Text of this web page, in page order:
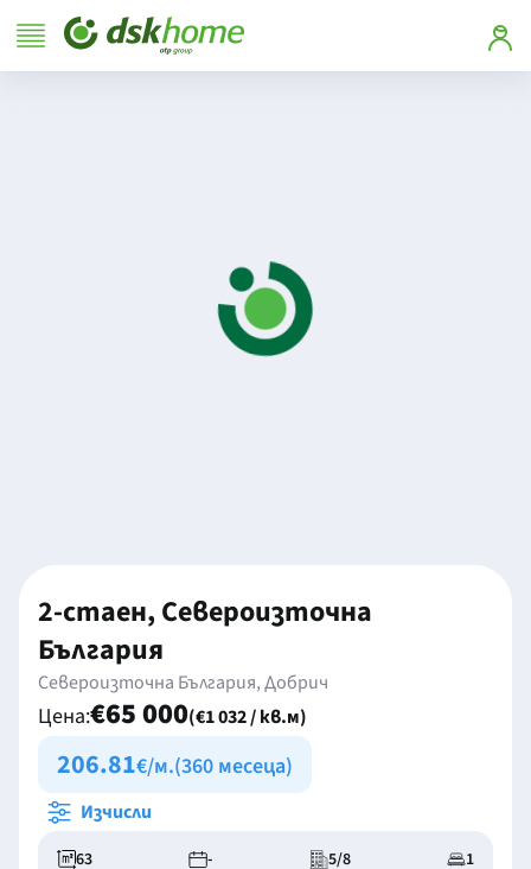
2-стаен, Североизточна
България
Североизточна България, Добрич
Цена:€65 000(€1 032 / кв.м)
206.81€/м.(360 месеца)
Изчисли
63 - 5/8 1